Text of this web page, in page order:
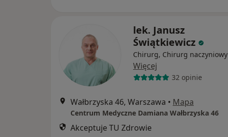
lek. Janusz
Świątkiewicz
Chirurg, Chirurg naczyniowy
Więcej
32 opinie
Wałbrzyska 46, Warszawa • Mapa
Centrum Medyczne Damiana Wałbrzyska 46
Akceptuje TU Zdrowie